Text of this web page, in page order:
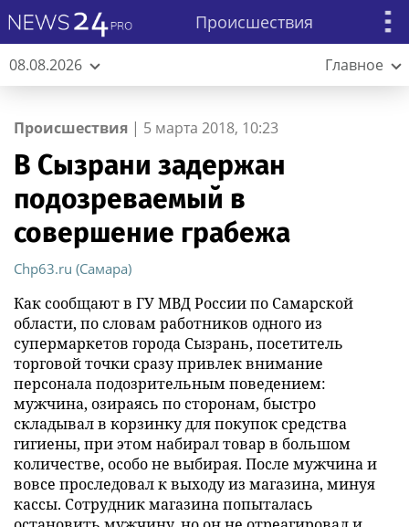
Происшествия
08.08.2026 Главное
Происшествия | 5 марта 2018, 10:23
В Сызрани задержан
подозреваемый в
совершение грабежа
Chp63.ru (Самара)
Как сообщают в ГУ МВД России по Самарской
области, по словам работников одного из
супермаркетов города Сызрань, посетитель
торговой точки сразу привлек внимание
персонала подозрительным поведением:
мужчина, озираясь по сторонам, быстро
складывал в корзинку для покупок средства
гигиены, при этом набирал товар в большом
количестве, особо не выбирая. После мужчина и
вовсе проследовал к выходу из магазина, минуя
кассы. Сотрудник магазина попыталась